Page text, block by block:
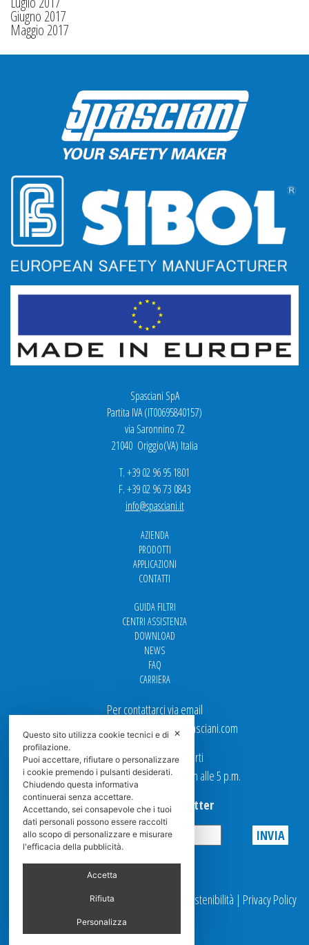
Giugno 2017
Maggio 2017
Spasciani SpA
Partita IVA (IT00695840157)
via Saronnino 72
21040 Origgio(VA) Italia
T. +39 02 96 95 1801
F. +39 02 96 73 0843
info@spasciani.it
AZIENDA
PRODOTTI
APPLICAZIONI
CONTATTI
GUIDA FILTRI
CENTRI ASSISTENZA
DOWNLOAD
NEWS
FAQ
CARRIERA
Per contattarci via email
Ufficio Vendite: italy.sales@spasciani.com
I nostri uffici sono aperti
dal Lunedi al Venerdi dalle 9 a.m alle 5 p.m.
Iscriviti alla Newsletter
Privacy
© 2025 Spasciani |Codice Etico Report Sostenibilità | Privacy Policy
✕
Questo sito utilizza cookie tecnici e di
profilazione.
Puoi accettare, rifiutare o personalizzare
i cookie premendo i pulsanti desiderati.
Chiudendo questa informativa
continuerai senza accettare.
Accettando, sei consapevole che i tuoi
dati personali possono essere raccolti
allo scopo di personalizzare e misurare
l'efficacia della pubblicità.
Accetta
Rifiuta
Personalizza